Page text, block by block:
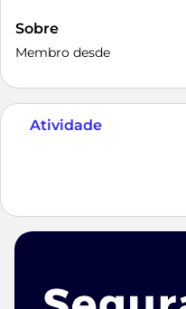
Sobre
Membro desde
Atividade